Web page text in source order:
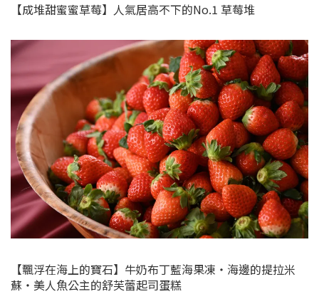
【成堆甜蜜蜜草莓】人氣居高不下的No.1 草莓堆
【飄浮在海上的寶石】牛奶布丁藍海果凍・海邊的提拉米
蘇・美人魚公主的舒芙蕾起司蛋糕